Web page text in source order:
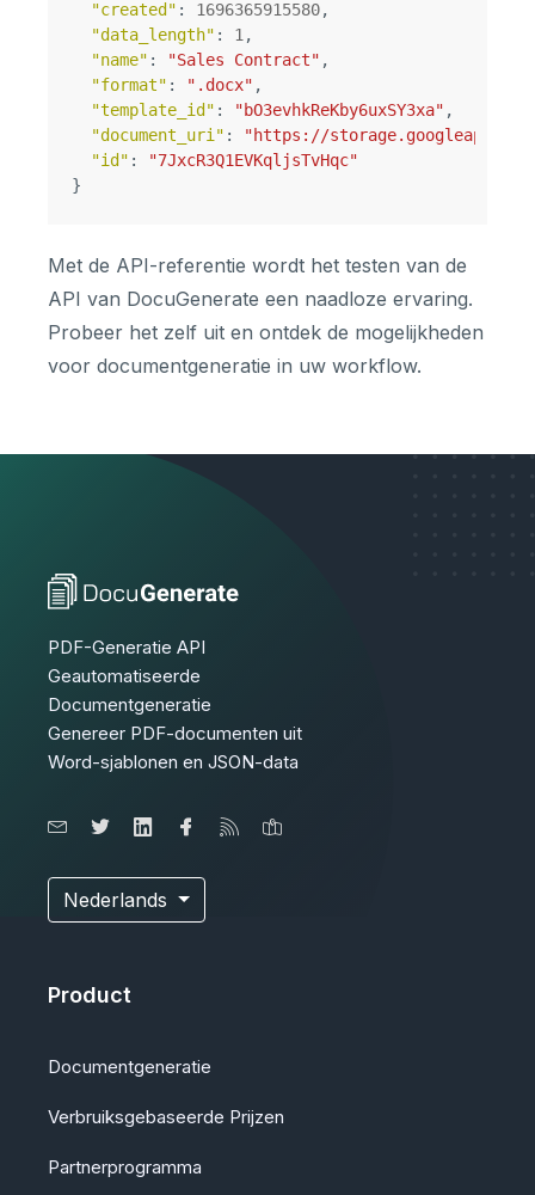
"created" : 1696365915580,
"data_length" : 1 ,
"name" : "Sales Contract" ,
"format" : ".docx" ,
"template_id" : "bO3evhkReKby6uxSY3xa" ,
"document_uri" :
"https://storage.googleapis.com/
"id" :
"7JxcR3Q1EVKqljsTvHqc"
}
Met de API-referentie wordt het testen van de
API van DocuGenerate een naadloze ervaring.
Probeer het zelf uit en ontdek de mogelijkheden
voor documentgeneratie in uw workflow.
PDF-Generatie API
Geautomatiseerde
Documentgeneratie
Genereer PDF-documenten uit
Word-sjablonen en JSON-data
Nederlands
Product
Documentgeneratie
Verbruiksgebaseerde Prijzen
Partnerprogramma